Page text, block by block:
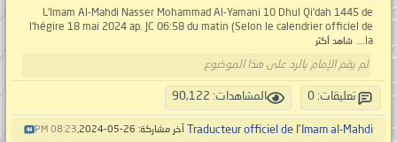
L'Imam Al-Mahdi Nasser Mohammad Al-Yamani 10 Dhul Qi'dah 1445 de
l'hégire 18 mai 2024 ap. JC 06:58 du matin (Selon le calendrier officiel de
la...
شاهد أكثر
لم يقم الإمام بالرد على هذا الموضوع
تعليقات: 0 المشاهدات: 90,122
Traducteur officiel de l'Imam al-Mahdi آخر مشاركة: 26-05-2024, 08:23 PM